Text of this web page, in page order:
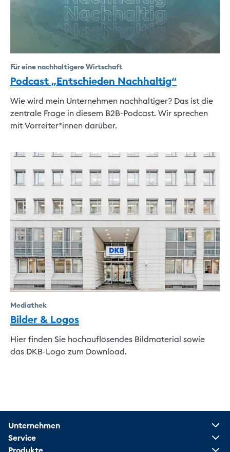
Für eine nachhaltigere Wirtschaft
Podcast „Entschieden Nachhaltig“
Wie wird mein Unternehmen nachhaltiger? Das ist die
zentrale Frage in diesem B2B-Podcast. Wir sprechen
mit Vorreiter*innen darüber.
Mediathek
Bilder & Logos
Hier finden Sie hochauflösendes Bildmaterial sowie
das DKB-Logo zum Download.
Unternehmen
Service